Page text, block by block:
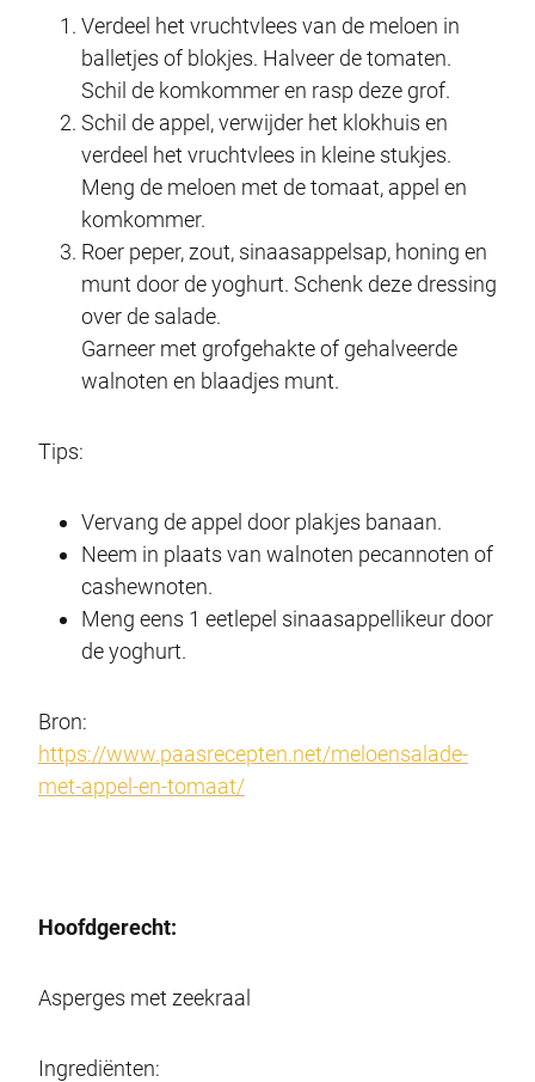
Verdeel het vruchtvlees van de meloen in
balletjes of blokjes. Halveer de tomaten.
Schil de komkommer en rasp deze grof.
Schil de appel, verwijder het klokhuis en
verdeel het vruchtvlees in kleine stukjes.
Meng de meloen met de tomaat, appel en
komkommer.
Roer peper, zout, sinaasappelsap, honing en
munt door de yoghurt. Schenk deze dressing
over de salade.
Garneer met grofgehakte of gehalveerde
walnoten en blaadjes munt.
Tips:
Vervang de appel door plakjes banaan.
Neem in plaats van walnoten pecannoten of
cashewnoten.
Meng eens 1 eetlepel sinaasappellikeur door
de yoghurt.
Bron:
https://www.paasrecepten.net/meloensalade-
met-appel-en-tomaat/
Hoofdgerecht:
Asperges met zeekraal
Ingrediënten: